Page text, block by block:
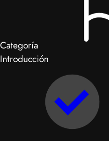
Categoría
Introducción